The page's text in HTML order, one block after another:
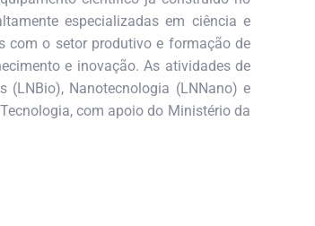
especializadas em ciência e
com o setor produtivo e formação de
e inovação. As atividades de
(LNBio), Nanotecnologia (LNNano) e
com apoio do Ministério da